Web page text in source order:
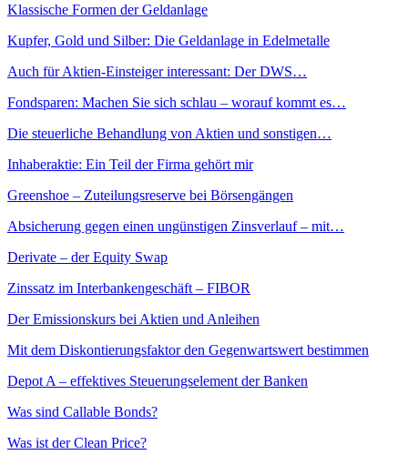
Klassische Formen der Geldanlage
Kupfer, Gold und Silber: Die Geldanlage in Edelmetalle
Auch für Aktien-Einsteiger interessant: Der DWS…
Fondsparen: Machen Sie sich schlau – worauf kommt es…
Die steuerliche Behandlung von Aktien und sonstigen…
Inhaberaktie: Ein Teil der Firma gehört mir
Greenshoe – Zuteilungsreserve bei Börsengängen
Absicherung gegen einen ungünstigen Zinsverlauf – mit…
Derivate – der Equity Swap
Zinssatz im Interbankengeschäft – FIBOR
Der Emissionskurs bei Aktien und Anleihen
Mit dem Diskontierungsfaktor den Gegenwartswert bestimmen
Depot A – effektives Steuerungselement der Banken
Was sind Callable Bonds?
Was ist der Clean Price?